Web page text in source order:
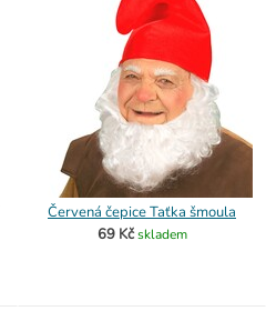
Červená čepice Taťka šmoula
69 Kč skladem